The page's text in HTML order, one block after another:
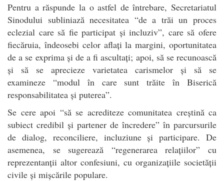
Pentru a răspunde la o astfel de întrebare, Secretariatul
Sinodului subliniază necesitatea “de a trăi un proces
eclezial care să fie participat și incluziv”, care să ofere
fiecăruia, îndeosebi celor aflați la margini, oportunitatea
de a se exprima și de a fi ascultați; apoi, să se recunoască
și să se aprecieze varietatea carismelor și să se
examineze “modul în care sunt trăite în Biserică
responsabilitatea și puterea”.
Se cere apoi “să se acrediteze comunitatea creștină ca
subiect credibil și partener de încredere” în parcursurile
de dialog, reconciliere, incluziune și participare. De
asemenea, se sugerează “regenerarea relațiilor” cu
reprezentanții altor confesiuni, cu organizațiile societății
civile și mișcările populare.